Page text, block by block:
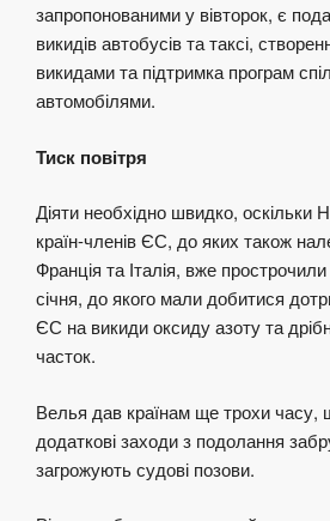
запропонованими у вівторок, є
викидів автобусів та таксі,
викидами та підтримка програм
автомобілями.
Тиск повітря
Діяти необхідно швидко, оскільки
країн-членів ЄС, до яких також
Франція та Італія, вже
січня, до якого мали добитися
ЄС на викиди оксиду азоту та
часток.
Велья дав країнам ще трохи часу,
додаткові заходи з подолання
загрожують судові позови.